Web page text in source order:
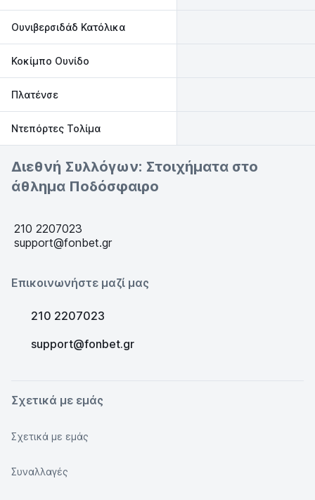
Ουνιβερσιδάδ Κατόλικα
Κοκίμπο Ουνίδο
Πλατένσε
Ντεπόρτες Τολίμα
Διεθνή Συλλόγων: Στοιχήματα στο
άθλημα Ποδόσφαιρο
210 2207023
support@fonbet.gr
Επικοινωνήστε μαζί μας
210 2207023
support@fonbet.gr
Σχετικά με εμάς
Σχετικά με εμάς
Συναλλαγές